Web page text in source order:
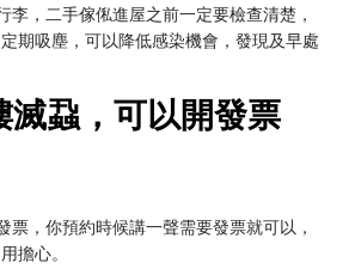
李，二手傢俬進屋之前一定要檢查清楚，
期吸塵，可以降低感染機會，發現及早處
滅蝨，可以開發票
票，你預約時候講一聲需要發票就可以，
擔心。